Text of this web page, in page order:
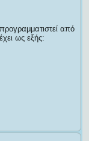
από
ως εξής: